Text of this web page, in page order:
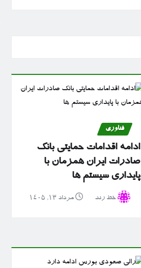
فناوری
ادامه اقدامات حمایتی بانک
صادرات ایران همزمان با
پایداری سیستم ها
خط رند مرداد ۱۳, ۱۴۰۵